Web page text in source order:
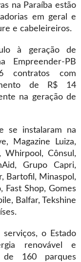
na Paraíba estão
em geral e
e cabeleireiros.
à geração de
Empreender-PB
contratos com
de R$ 14
na geração de
se instalaram na
Magazine Luiza,
Whirpool, Cônsul,
Grupo Capri,
Bartofil, Minaspol,
Shop, Gomes
Balfar, Tekshine
o Estado
renovável e
160 parques